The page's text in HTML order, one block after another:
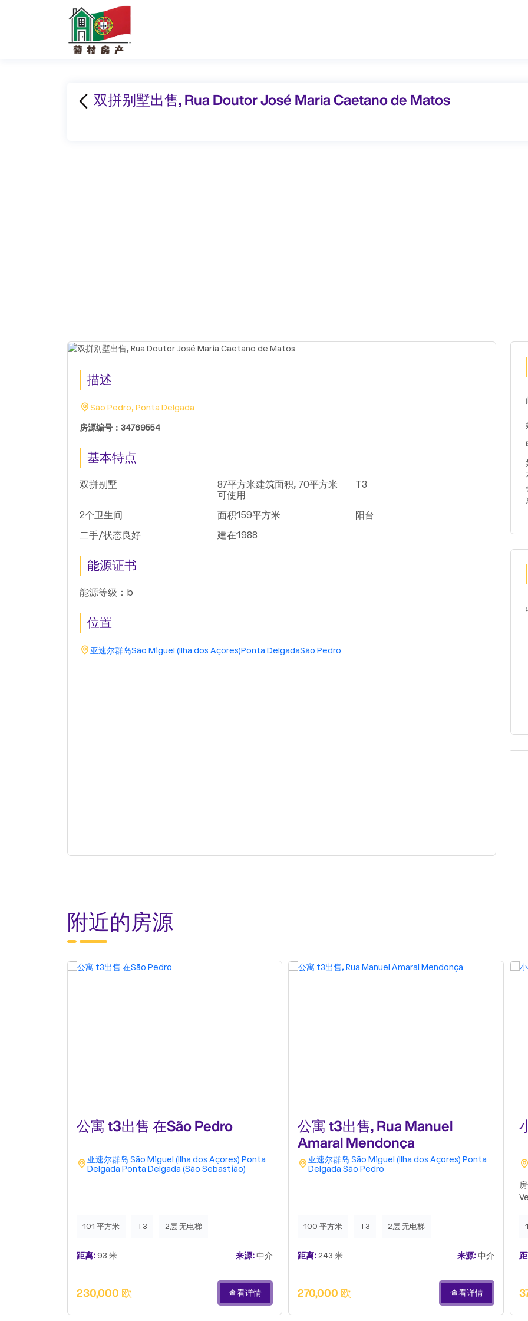
双拼别墅出售, Rua Doutor José Maria Caetano de Matos
描述
São Pedro, Ponta Delgada
房源编号：34769554
基本特点
双拼别墅
87平方米建筑面积, 70平方米
可使用
T3
2个卫生间 面积159平方米
阳台
二手/状态良好
建在1988
能源证书
能源等级：b
位置
亚速尔群岛São Miguel (Ilha dos Açores)Ponta DelgadaSão Pedro
附近的房源
公寓 t3出售 在São Pedro
亚速尔群岛 São Miguel (Ilha dos Açores) Ponta
Delgada Ponta Delgada (São Sebastião)
101 平方米 T3 2层 无电梯
距离:93 米 来源:中介
230,000 欧 查看详情
公寓 t3出售, Rua Manuel
Amaral Mendonça
亚速尔群岛 São Miguel (Ilha dos Açores) Ponta
Delgada São Pedro
100 平方米 T3 2层 无电梯
距离:243 米 来源:中介
270,000 欧 查看详情